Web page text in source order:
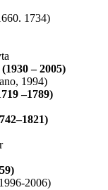
1734)
– 2005)
1994)
–1789)
2006)